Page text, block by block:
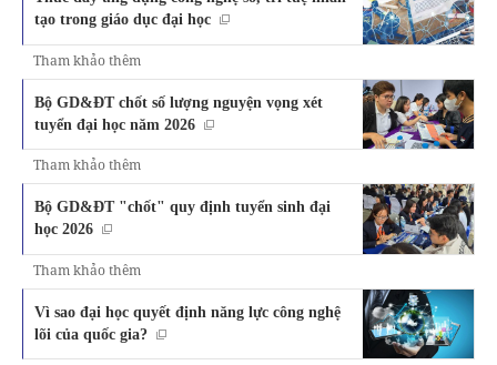
tạo trong giáo dục đại học
Tham khảo thêm
Bộ GD&ĐT chốt số lượng nguyện vọng xét
tuyển đại học năm 2026
Tham khảo thêm
Bộ GD&ĐT "chốt" quy định tuyển sinh đại
học 2026
Tham khảo thêm
Vì sao đại học quyết định năng lực công nghệ
lõi của quốc gia?